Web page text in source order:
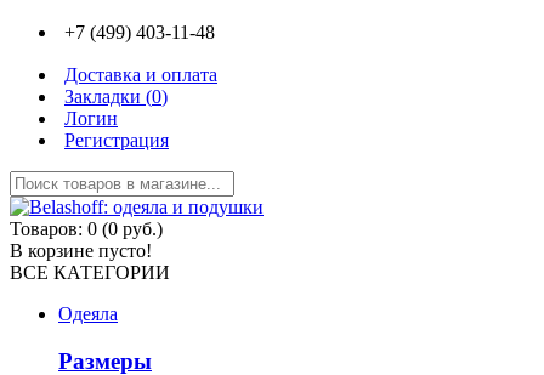
+7 (499) 403-11-48
Доставка и оплата
Закладки (0)
Логин
Регистрация
Товаров: 0 (0 руб.)
В корзине пусто!
ВСЕ КАТЕГОРИИ
Одеяла
Размеры